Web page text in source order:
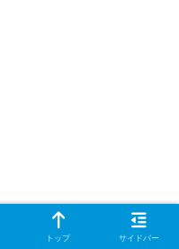
トップ サイドバー